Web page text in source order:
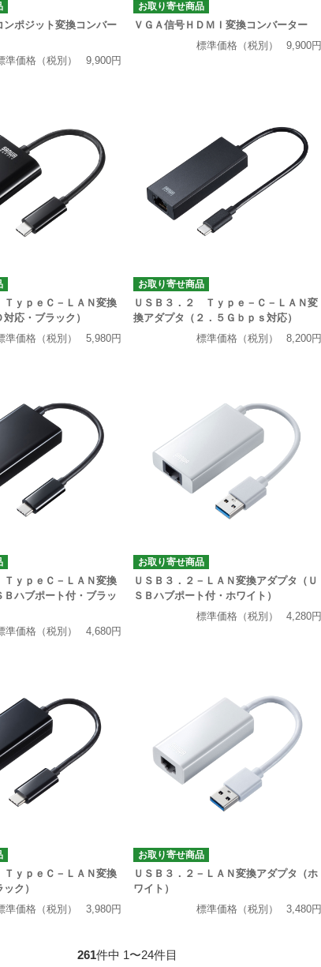
ンポジット変換コンバー
準価格（税別）
9,900円
お取り寄せ商品
ＶＧＡ信号ＨＤＭＩ変換コンバーター
標準価格（税別）
9,900円
ｙｐｅＣ－ＬＡＮ変換
応・ブラック）
準価格（税別）
5,980円
お取り寄せ商品
ＵＳＢ３．２ Ｔｙｐｅ－Ｃ－ＬＡＮ変
換アダプタ（２．５Ｇｂｐｓ対応）
標準価格（税別）
8,200円
ｙｐｅＣ－ＬＡＮ変換
Ｂハブポート付・ブラッ
準価格（税別）
4,680円
お取り寄せ商品
ＵＳＢ３．２－ＬＡＮ変換アダプタ（Ｕ
ＳＢハブポート付・ホワイト）
標準価格（税別）
4,280円
ｙｐｅＣ－ＬＡＮ変換
ク）
準価格（税別）
3,980円
お取り寄せ商品
ＵＳＢ３．２－ＬＡＮ変換アダプタ（ホ
ワイト）
標準価格（税別）
3,480円
261件中 1〜24件目